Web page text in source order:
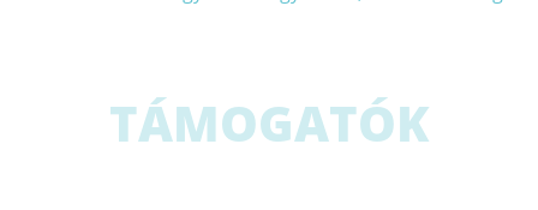
TÁMOGATÓK